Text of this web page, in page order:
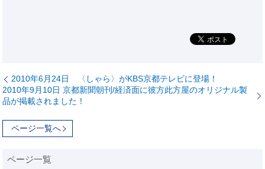
2010年6月24日 〈しゃら〉がKBS京都テレビに登場！
2010年9月10日 京都新聞朝刊/経済面に彼方此方屋のオリジナル製
品が掲載されました！
ページ一覧へ